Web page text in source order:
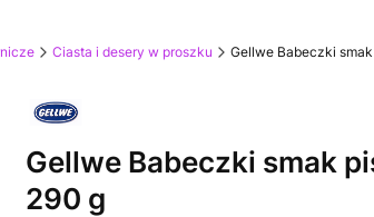
Ciasta i desery w proszku Gellwe Babeczki
Gellwe Babeczki smak
290 g